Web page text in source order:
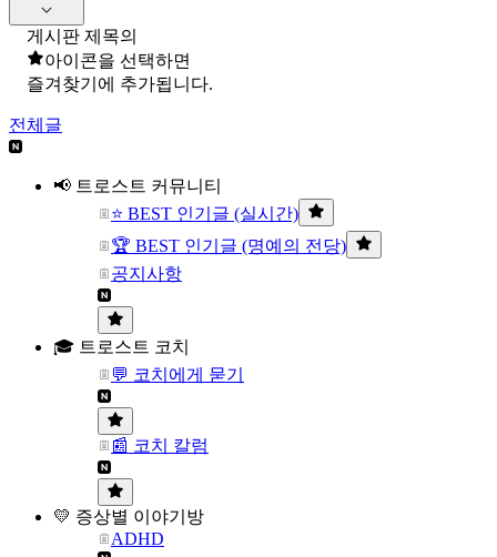
게시판 제목의
아이콘을 선택하면
즐겨찾기에 추가됩니다.
전체글
📢 트로스트 커뮤니티
⭐ BEST 인기글 (실시간)
🏆 BEST 인기글 (명예의 전당)
공지사항
🎓 트로스트 코치
💬 코치에게 묻기
📰 코치 칼럼
💛 증상별 이야기방
ADHD